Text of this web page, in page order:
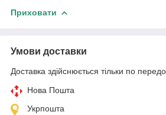
Приховати
Умови доставки
Доставка здійснюється тільки по
Нова Пошта
Укрпошта